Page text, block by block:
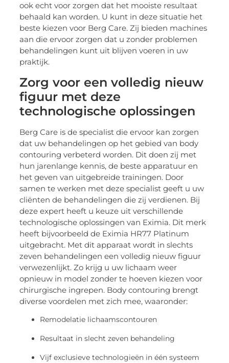
ook echt voor zorgen dat het mooiste resultaat
behaald kan worden. U kunt in deze situatie het
beste kiezen voor Berg Care. Zij bieden machines
aan die ervoor zorgen dat u zonder problemen
behandelingen kunt uit blijven voeren in uw
praktijk.
Zorg voor een volledig nieuw
figuur met deze
technologische oplossingen
Berg Care is de specialist die ervoor kan zorgen
dat uw behandelingen op het gebied van body
contouring verbeterd worden. Dit doen zij met
hun jarenlange kennis, de beste apparatuur en
het geven van uitgebreide trainingen. Door
samen te werken met deze specialist geeft u uw
cliënten de behandelingen die zij verdienen. Bij
deze expert heeft u keuze uit verschillende
technologische oplossingen van Eximia. Dit merk
heeft bijvoorbeeld de Eximia HR77 Platinum
uitgebracht. Met dit apparaat wordt in slechts
zeven behandelingen een volledig nieuw figuur
verwezenlijkt. Zo krijg u uw lichaam weer
opnieuw in model zonder te hoeven kiezen voor
chirurgische ingrepen. Body contouring brengt
diverse voordelen met zich mee, waaronder:
Remodelatie lichaamscontouren
Resultaat in slecht zeven behandeling
Vijf exclusieve technologieën in één systeem